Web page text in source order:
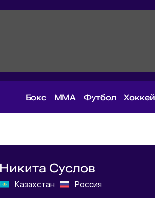
Бокс MMA Футбол Хоккей
Никита Суслов
Казахстан
Россия